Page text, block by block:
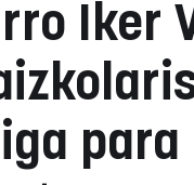
Iker
para